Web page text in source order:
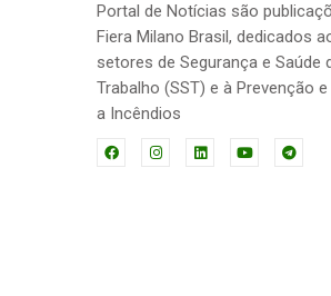
Portal de Notícias são
Fiera Milano Brasil, dedicados
setores de Segurança e Saúde
Trabalho (SST) e à Prevenção
a Incêndios